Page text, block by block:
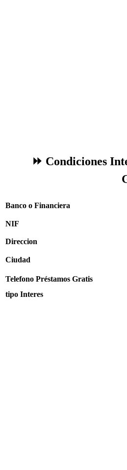
⏩ Condiciones
Banco o Financiera
NIF
Direccion
Ciudad
Telefono Préstamos Gratis
tipo Interes